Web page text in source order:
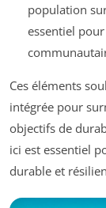
population
essentiel pour
Ces éléments
intégrée pour
objectifs de
ici est essentiel
durable et